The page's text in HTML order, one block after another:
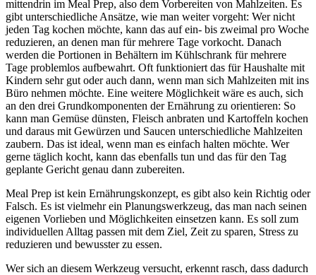
mittendrin im Meal Prep, also dem Vorbereiten von Mahlzeiten. Es
gibt unterschiedliche Ansätze, wie man weiter vorgeht: Wer nicht
jeden Tag kochen möchte, kann das auf ein- bis zweimal pro Woche
reduzieren, an denen man für mehrere Tage vorkocht. Danach
werden die Portionen in Behältern im Kühlschrank für mehrere
Tage problemlos aufbewahrt. Oft funktioniert das für Haushalte mit
Kindern sehr gut oder auch dann, wenn man sich Mahlzeiten mit ins
Büro nehmen möchte. Eine weitere Möglichkeit wäre es auch, sich
an den drei Grundkomponenten der Ernährung zu orientieren: So
kann man Gemüse dünsten, Fleisch anbraten und Kartoffeln kochen
und daraus mit Gewürzen und Saucen unterschiedliche Mahlzeiten
zaubern. Das ist ideal, wenn man es einfach halten möchte. Wer
gerne täglich kocht, kann das ebenfalls tun und das für den Tag
geplante Gericht genau dann zubereiten.
Meal Prep ist kein Ernährungskonzept, es gibt also kein Richtig oder
Falsch. Es ist vielmehr ein Planungswerkzeug, das man nach seinen
eigenen Vorlieben und Möglichkeiten einsetzen kann. Es soll zum
individuellen Alltag passen mit dem Ziel, Zeit zu sparen, Stress zu
reduzieren und bewusster zu essen.
Wer sich an diesem Werkzeug versucht, erkennt rasch, dass dadurch